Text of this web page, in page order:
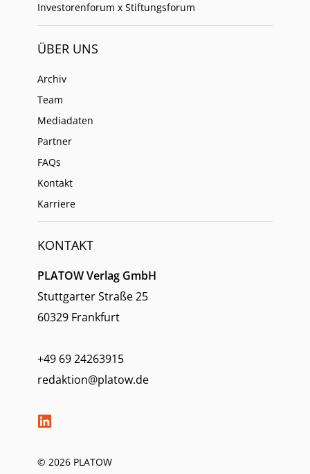
Investorenforum x Stiftungsforum
ÜBER UNS
Archiv
Team
Mediadaten
Partner
FAQs
Kontakt
Karriere
KONTAKT
PLATOW Verlag GmbH
Stuttgarter Straße 25
60329 Frankfurt
+49 69 24263915
redaktion@platow.de
© 2026 PLATOW